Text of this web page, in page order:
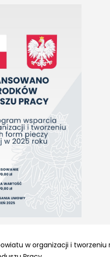
w organizacji i